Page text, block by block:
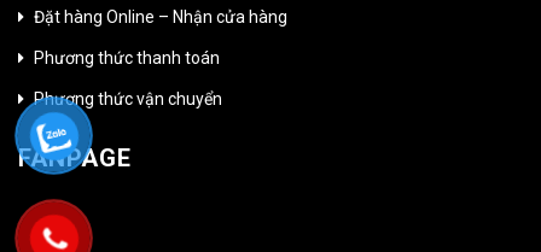
Đặt hàng Online – Nhận cửa hàng
Phương thức thanh toán
Phương thức vận chuyển
FANPAGE